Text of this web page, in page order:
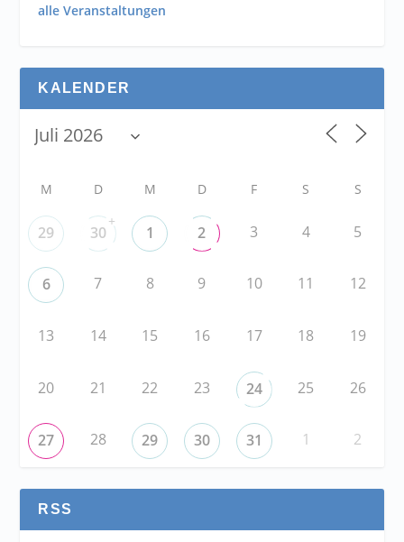
alle Veranstaltungen
KALENDER
M D M D F S S
29 30
+
1 2 3 4 5
6 7 8 9 10 11 12
13 14 15 16 17 18 19
20 21 22 23 24 25 26
27 28 29 30 31 1 2
RSS